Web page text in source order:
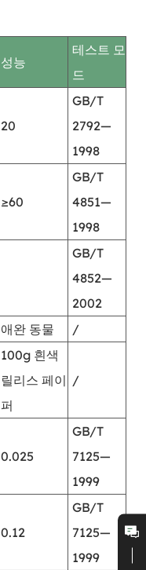
성능
테스트 모
드
20
GB/T
2792—
1998
≥60
GB/T
4851—
1998
GB/T
4852—
2002
애완 동물 /
100g 흰색
릴리스 페이
퍼
/
0.025
GB/T
7125—
1999
0.12
GB/T
7125—
1999